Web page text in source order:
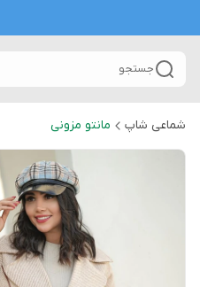
جستجو
شماعی شاپ مانتو مزونی